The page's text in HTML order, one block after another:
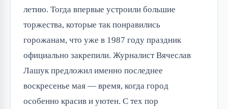
летию. Тогда впервые устроили большие
торжества, которые так понравились
горожанам, что уже в 1987 году праздник
официально закрепили. Журналист Вячеслав
Лашук предложил именно последнее
воскресенье мая — время, когда город
особенно красив и уютен. С тех пор